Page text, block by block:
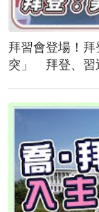
拜習會登場！
突」 拜登、習